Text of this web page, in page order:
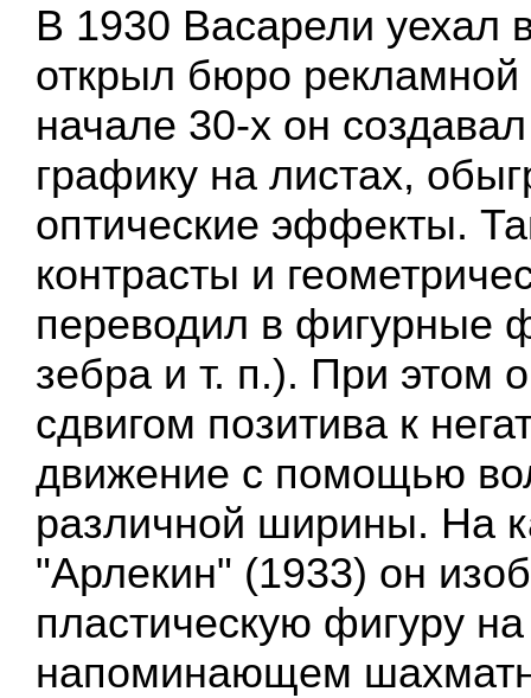
В 1930 Васарели уехал
открыл бюро
начале 30-х он
графику на листах,
оптические эффекты.
контрасты и
переводил в фигурные
зебра и т. п.). При этом
сдвигом позитива к
движение с помощью
различной ширины. На
"Арлекин" (1933) он
пластическую фигуру
напоминающем